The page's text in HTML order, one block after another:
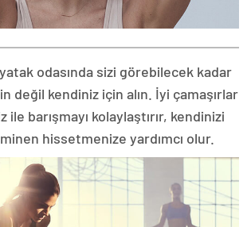
yatak odasında sizi görebilecek kadar
değil kendiniz için alın. İyi çamaşırlar
barışmayı kolaylaştırır, kendinizi
hissetmenize yardımcı olur.